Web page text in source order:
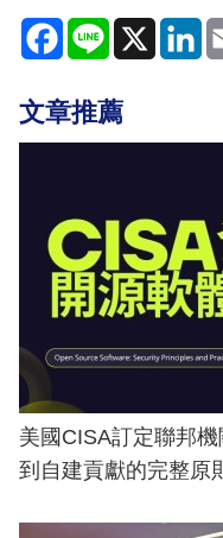
Facebook
Line X
文章推薦
美國CISA訂定聯邦
到自建貢獻的完整原